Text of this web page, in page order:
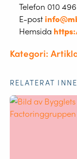
Telefon 010
E-post
Hemsida
Kategori:
RELATERAT